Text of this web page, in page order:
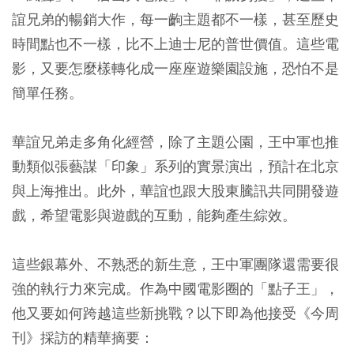
誼兄弟的暢銷大作，每一齣主題都不一樣，甚至歷史
時間點也不一樣，比不上迪士尼的普世價值。這些電
影，又要怎麼樣轉化成一座座遊樂園設施，恐怕不是
簡單任務。
華誼兄弟走多角化經營，除了主題公園，王中軍也推
動類似張藝謀「印象」系列的實景演出，預計在北京
與上海推出。此外，華誼也跟大股東騰訊共同開發遊
戲，希望電影與遊戲的互動，能夠產生綜效。
這些銀幕外、不熟悉的新生意，王中軍團隊還需要很
強的執行力來完成。作為中國電影圈的「點子王」，
他又要如何跨越這些新挑戰？以下即為他接受《今周
刊》採訪的精華摘要：